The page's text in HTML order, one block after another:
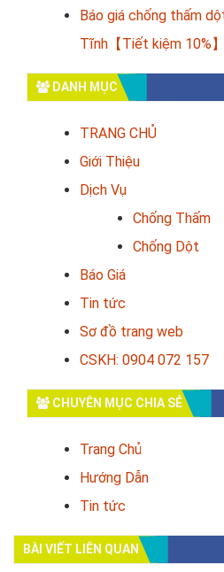
Báo giá chống thấm
Tĩnh【Tiết kiệm 10%】
DANH MỤC
TRANG CHỦ
Giới Thiệu
Dịch Vụ
Chống Thấm
Chống Dột
Báo Giá
Tin tức
Sơ đồ trang web
CSKH: 0904 072 157
CHUYÊN MỤC CHIA SẺ
Trang Chủ
Hướng Dẫn
Tin tức
BÀI VIẾT LIÊN QUAN